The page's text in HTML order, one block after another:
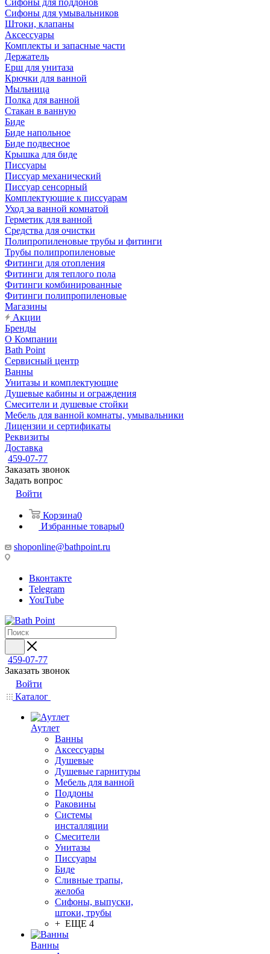
Сифоны для поддонов
Сифоны для умывальников
Штоки, клапаны
Аксессуары
Комплекты и запасные части
Держатель
Ерш для унитаза
Крючки для ванной
Мыльница
Полка для ванной
Стакан в ванную
Биде
Биде напольное
Биде подвесное
Крышка для биде
Писсуары
Писсуар механический
Писсуар сенсорный
Комплектующие к писсуарам
Уход за ванной комнатой
Герметик для ванной
Средства для очистки
Полипропиленовые трубы и фитинги
Трубы полипропиленовые
Фитинги для отопления
Фитинги для теплого пола
Фитинги комбинированные
Фитинги полипропиленовые
Магазины
Акции
Бренды
О Компании
Bath Point
Сервисный центр
Ванны
Унитазы и комплектующие
Душевые кабины и ограждения
Смесители и душевые стойки
Мебель для ванной комнаты, умывальники
Лицензии и сертификаты
Реквизиты
Доставка
459-07-77
Заказать звонок
Задать вопрос
Войти
Корзина0
Избранные товары0
shoponline@bathpoint.ru
Вконтакте
Telegram
YouTube
459-07-77
Заказать звонок
Войти
Каталог
Аутлет
Ванны
Аксессуары
Душевые
Душевые гарнитуры
Мебель для ванной
Поддоны
Раковины
Системы
инсталляции
Смесители
Унитазы
Писсуары
Биде
Сливные трапы,
желоба
Сифоны, выпуски,
штоки, трубы
+ ЕЩЕ 4
Ванны